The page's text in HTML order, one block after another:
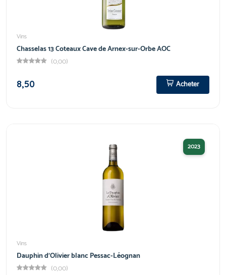
Vins
Chasselas 13 Coteaux Cave de Arnex-sur-Orbe AOC
(0,00)
8,50
Acheter
2023
Vins
Dauphin d'Olivier blanc Pessac-Léognan
(0,00)